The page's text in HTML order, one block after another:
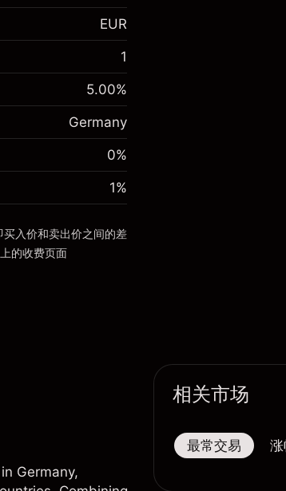
€1,000.00
-0.017307
(-€3.46)
）
值）
€19,000.00
€1,000.00
-0.004915
(-€0.98)
）
值）
€19,000.00
EUR
1
5.00%
Germany
0%
务费用”
1%
入价和卖出价之间的差
的收费页面
Germany,
相关市场
最常交易